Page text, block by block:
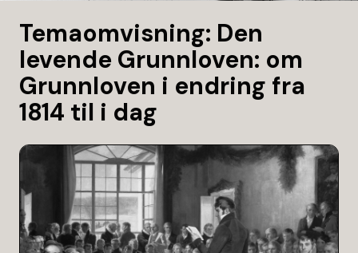
Temaomvisning: Den
levende Grunnloven: om
Grunnloven i endring fra
1814 til i dag